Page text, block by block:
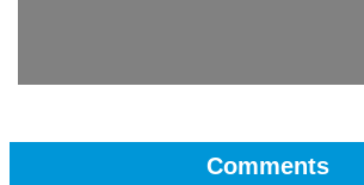
Comments